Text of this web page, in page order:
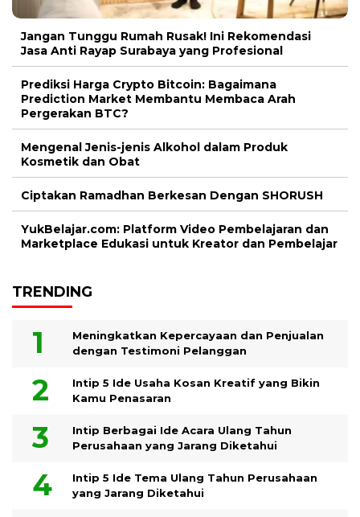
Jangan Tunggu Rumah Rusak! Ini Rekomendasi
Jasa Anti Rayap Surabaya yang Profesional
Prediksi Harga Crypto Bitcoin: Bagaimana
Prediction Market Membantu Membaca Arah
Pergerakan BTC?
Mengenal Jenis-jenis Alkohol dalam Produk
Kosmetik dan Obat
Ciptakan Ramadhan Berkesan Dengan SHORUSH
YukBelajar.com: Platform Video Pembelajaran dan
Marketplace Edukasi untuk Kreator dan Pembelajar
TRENDING
Meningkatkan Kepercayaan dan Penjualan
dengan Testimoni Pelanggan
Intip 5 Ide Usaha Kosan Kreatif yang Bikin
Kamu Penasaran
Intip Berbagai Ide Acara Ulang Tahun
Perusahaan yang Jarang Diketahui
Intip 5 Ide Tema Ulang Tahun Perusahaan
yang Jarang Diketahui